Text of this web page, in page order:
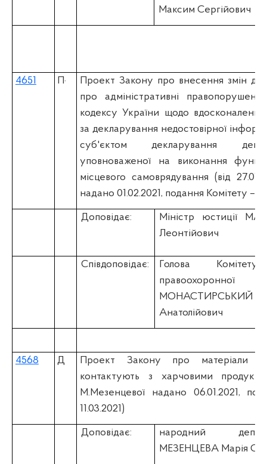
Максим Сергійович
4651 П·
Проект Закону про внесення змін до
про адміністративні
кодексу України щодо вдосконалення
за декларування недостовірної
суб'єктом декларування
уповноваженої на виконання
місцевого самоврядування (вiд
надано 01.02.2021, подання Комітету –
Доповідає:
Міністр юстиції
Леонтійович
Співдоповідає:
Голова
Анатолійович
4568 Д
Проект Закону про матеріали
контактують з харчовими
М.Мезенцевої надано 06.01.2021,
11.03.2021)
Доповідає:
народний
МЕЗЕНЦЕВА Марія